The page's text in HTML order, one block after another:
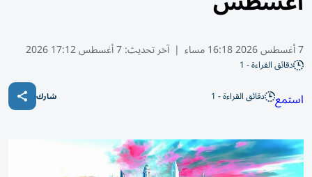
7 أغسطس 2026 16:18 مساء | آخر تحديث:7 أغسطس 17:12 2026
دقائق القراءة - 1
استمع دقائق القراءة - 1 شارك